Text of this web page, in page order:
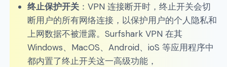
终止保护开关 ：VPN 连接断开时，终止开关会切
断用户的所有网络连接，以保护用户的个人隐私和
上网数据不被泄露。Surfshark VPN 在其
Windows、MacOS、Android、ioS 等应用程序中
都内置了终止开关这一高级功能，